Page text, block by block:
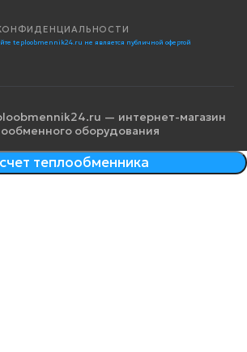
teploobmennik24.ru не является публичной офертой
— интернет-магазин
оборудования
теплообменника